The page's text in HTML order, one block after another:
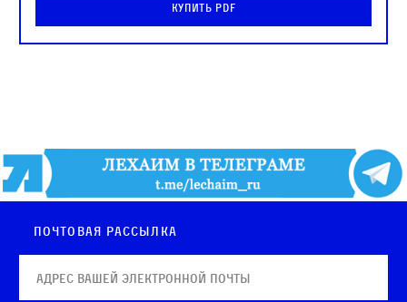
Купить PDF
Почтовая рассылка